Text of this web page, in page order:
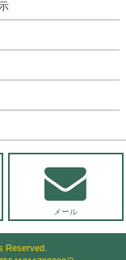
メール
Reserved.